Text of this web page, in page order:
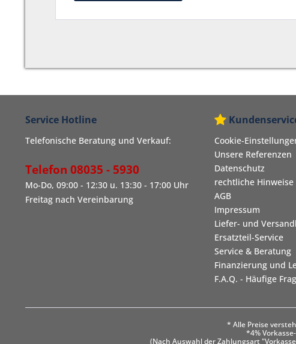
Service Hotline
Telefonische Beratung und Verkauf:
Telefon 08035 - 5930
Mo-Do, 09:00 - 12:30 u. 13:30 - 17:00 Uhr
Freitag nach Vereinbarung
Cookie-
Unsere Referenzen
Datenschutz
rechtliche Hinweise
AGB
Impressum
Liefer- und
Ersatzteil-Service
Service & Beratung
Finanzierung und
F.A.Q. - Häufige
* Alle Preise
*4%
(Nach Auswahl der Zahlungsart